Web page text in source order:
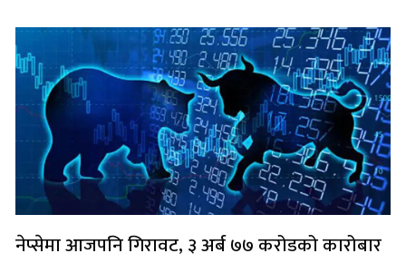
नेप्सेमा आजपनि गिरावट, ३ अर्ब ७७ करोडको कारोबार